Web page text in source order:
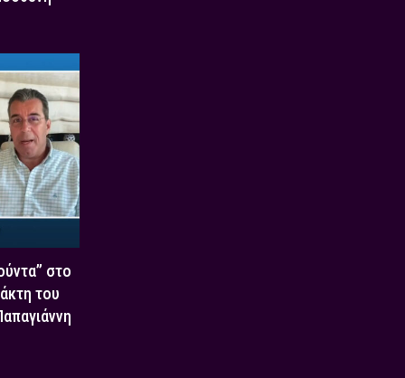
στο
του